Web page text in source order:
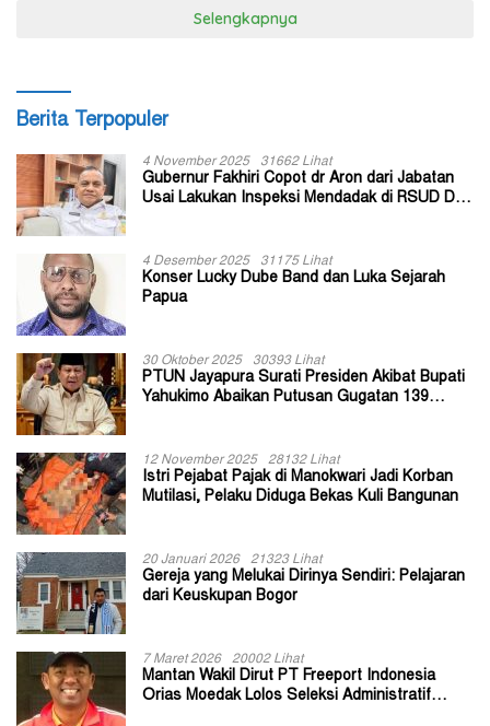
Selengkapnya
Berita Terpopuler
4 November 2025 31662 Lihat
Gubernur Fakhiri Copot dr Aron dari Jabatan
Usai Lakukan Inspeksi Mendadak di RSUD Dok
4 Desember 2025 31175 Lihat
Konser Lucky Dube Band dan Luka Sejarah
Papua
30 Oktober 2025 30393 Lihat
PTUN Jayapura Surati Presiden Akibat Bupati
Yahukimo Abaikan Putusan Gugatan 139
12 November 2025 28132 Lihat
Istri Pejabat Pajak di Manokwari Jadi Korban
Mutilasi, Pelaku Diduga Bekas Kuli Bangunan
20 Januari 2026 21323 Lihat
Gereja yang Melukai Dirinya Sendiri: Pelajaran
dari Keuskupan Bogor
7 Maret 2026 20002 Lihat
Mantan Wakil Dirut PT Freeport Indonesia
Orias Moedak Lolos Seleksi Administratif